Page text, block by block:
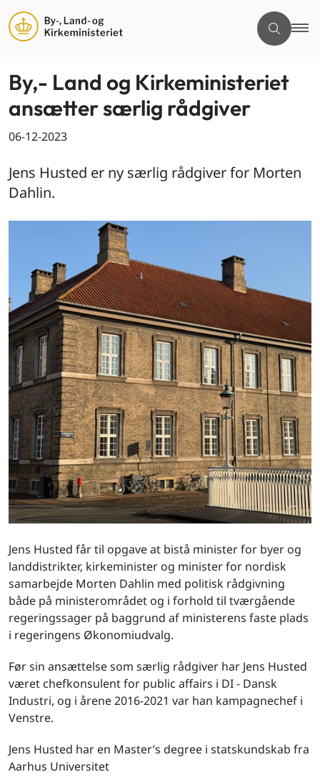
By,- Land og Kirkeministeriet
ansætter særlig rådgiver
06-12-2023
Jens Husted er ny særlig rådgiver for Morten
Dahlin.
Jens Husted får til opgave at bistå minister for byer og
landdistrikter, kirkeminister og minister for nordisk
samarbejde Morten Dahlin med politisk rådgivning
både på ministerområdet og i forhold til tværgående
regeringssager på baggrund af ministerens faste plads
i regeringens Økonomiudvalg.
Før sin ansættelse som særlig rådgiver har Jens Husted
været chefkonsulent for public affairs i DI - Dansk
Industri, og i årene 2016-2021 var han kampagnechef i
Venstre.
Jens Husted har en Master’s degree i statskundskab fra
Aarhus Universitet